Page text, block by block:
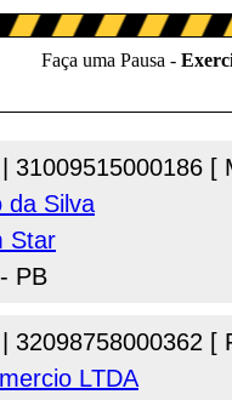
| 31009515000186 [
da Silva
Star
PB
| 32098758000362 [
LTDA